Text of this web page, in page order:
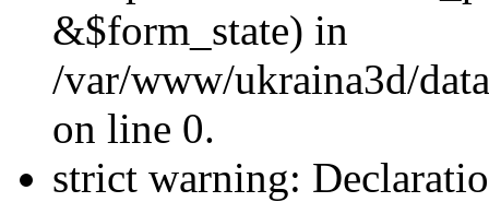
&$form_state) in
/var/www/ukraina3d/
on line 0.
strict warning: